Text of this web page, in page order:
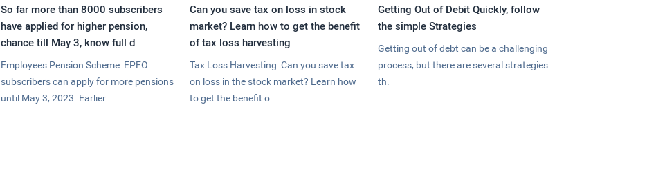
So far more than 8000 subscribers
have applied for higher pension,
chance till May 3, know full d
Employees Pension Scheme: EPFO
subscribers can apply for more pensions
until May 3, 2023. Earlier.
Can you save tax on loss in stock
market? Learn how to get the benefit
of tax loss harvesting
Tax Loss Harvesting: Can you save tax
on loss in the stock market? Learn how
to get the benefit o.
Getting Out of Debit Quickly, follow
the simple Strategies
Getting out of debt can be a challenging
process, but there are several strategies
th.